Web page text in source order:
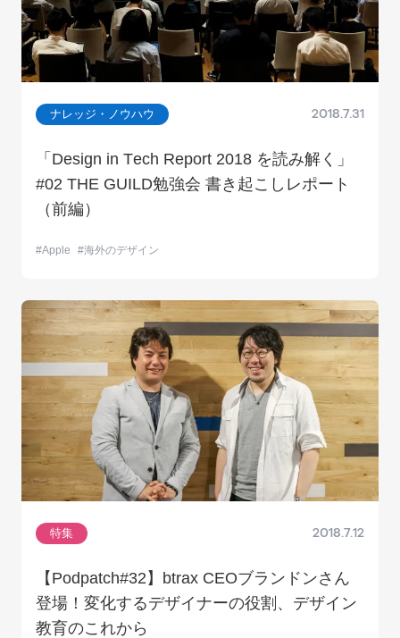
ナレッジ・ノウハウ 2018.7.31
「Design in Tech Report 2018 を読み解く」
#02 THE GUILD勉強会 書き起こしレポート
（前編）
Apple 海外のデザイン
特集 2018.7.12
【Podpatch#32】btrax CEOブランドンさん
登場！変化するデザイナーの役割、デザイン
教育のこれから